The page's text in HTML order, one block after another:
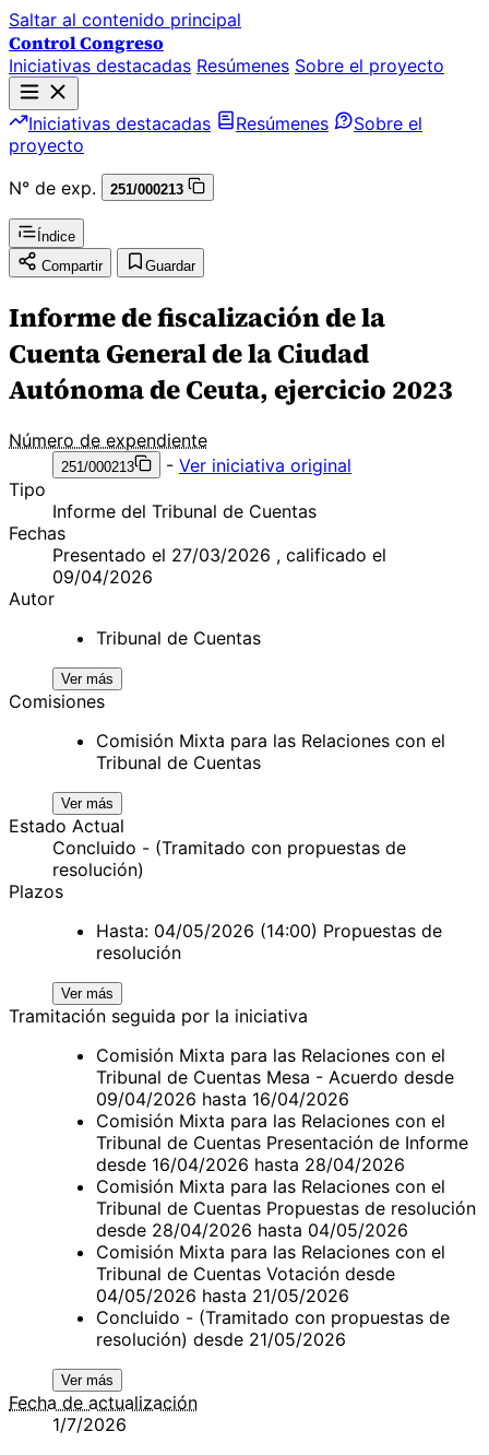
Saltar al contenido principal
Control Congreso
Iniciativas destacadas Resúmenes Sobre el proyecto
Iniciativas destacadas Resúmenes
Sobre el
proyecto
N° de exp.
251/000213
Índice
Compartir
Guardar
Informe de fiscalización de la
Cuenta General de la Ciudad
Autónoma de Ceuta, ejercicio 2023
Número de expendiente
251/000213 - Ver iniciativa original
Tipo
Informe del Tribunal de Cuentas
Fechas
Presentado el 27/03/2026 , calificado el
09/04/2026
Autor
Tribunal de Cuentas
Ver más
Comisiones
Comisión Mixta para las Relaciones con el
Tribunal de Cuentas
Ver más
Estado Actual
Concluido - (Tramitado con propuestas de
resolución)
Plazos
Hasta: 04/05/2026 (14:00) Propuestas de
resolución
Ver más
Tramitación seguida por la iniciativa
Comisión Mixta para las Relaciones con el
Tribunal de Cuentas Mesa - Acuerdo desde
09/04/2026 hasta 16/04/2026
Comisión Mixta para las Relaciones con el
Tribunal de Cuentas Presentación de Informe
desde 16/04/2026 hasta 28/04/2026
Comisión Mixta para las Relaciones con el
Tribunal de Cuentas Propuestas de resolución
desde 28/04/2026 hasta 04/05/2026
Comisión Mixta para las Relaciones con el
Tribunal de Cuentas Votación desde
04/05/2026 hasta 21/05/2026
Concluido - (Tramitado con propuestas de
resolución) desde 21/05/2026
Ver más
Fecha de actualización
1/7/2026